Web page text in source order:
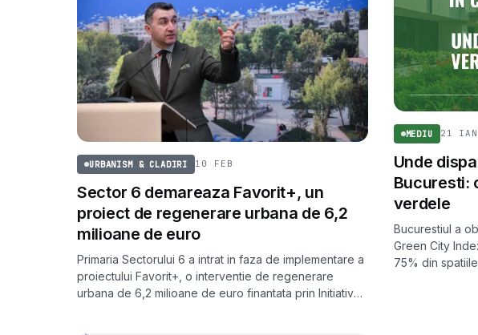
URBANISM & CLADIRI 10 FEB
Sector 6 demareaza Favorit+, un
proiect de regenerare urbana de 6,2
milioane de euro
Primaria Sectorului 6 a intrat in faza de implementare a
proiectului Favorit+, o interventie de regenerare
urbana de 6,2 milioane de euro finantata prin Initiativa
MEDIU 21 IAN
Unde
Bucuresti:
verdele
Bucurestiul a
Green City
75% din